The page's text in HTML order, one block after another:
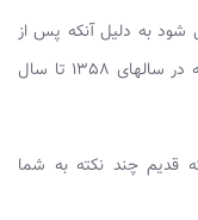
شود به دلیل آنکه پس از
انقلاب اسلامی , اولین سکه ی استاندارد بوده که در سالهای 1358 تا سال
قدیم چند نکته به شما